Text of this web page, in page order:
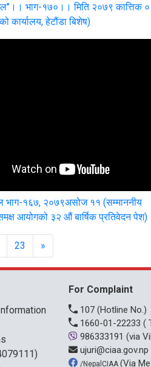
भाग-१७०।। मिति २०७९ कात्तिक
कार्यालय, हेटौंडा बिशेष)
भाग-१६७, २०७९असोज ११ (सम्माननीय
आयोगको ३२ औं बार्षिक प्रतिवेदन पेश)
23 »
For Complaint
107 (Hotline No.)
1660-01-22233 (
986333191 (via
ujuri@ciaa.gov.np
/NepalCIAA (Via